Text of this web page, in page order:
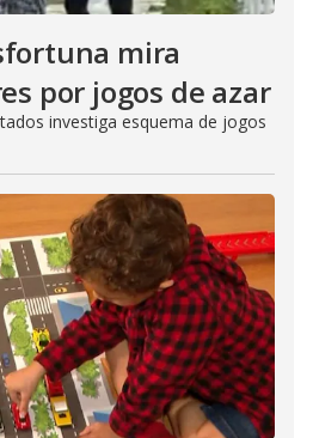
mira
por jogos de azar
investiga esquema de jogos